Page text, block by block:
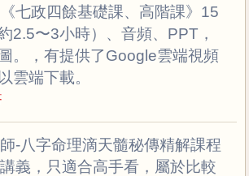
七政四餘基礎課、高階課》15
2.5〜3小時）、音頻、PPT，
。，有提供了Google雲端視頻
雲端下載。
-八字命理滴天髓秘傳精解課程
義，只適合高手看，屬於比較